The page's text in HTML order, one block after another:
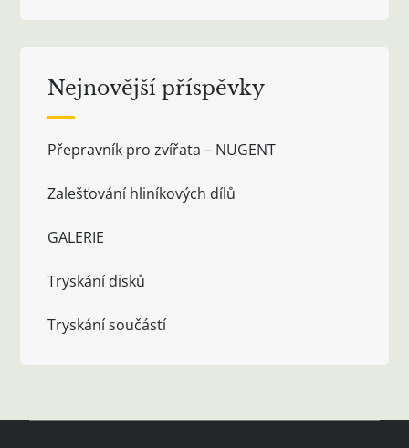
Nejnovější příspěvky
Přepravník pro zvířata – NUGENT
Zalešťování hliníkových dílů
GALERIE
Tryskání disků
Tryskání součástí